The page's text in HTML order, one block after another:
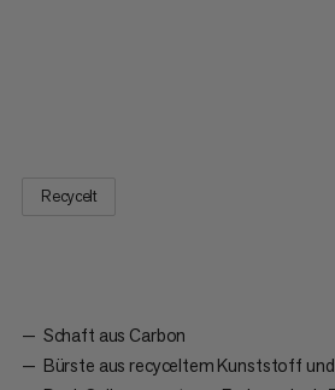
Recycelt
Schaft aus Carbon
Bürste aus recyceltem Kunststoff